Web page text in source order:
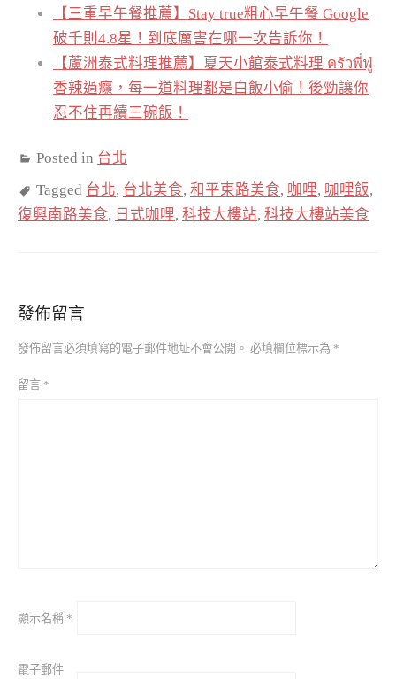
【三重早午餐推薦】Stay true粗心早午餐 Google
破千則4.8星！到底厲害在哪一次告訴你！
【蘆洲泰式料理推薦】夏天小館泰式料理 ครัวพี่ฟู่
香辣過癮，每一道料理都是白飯小偷！後勁讓你
忍不住再續三碗飯！
Posted in 台北
Tagged 台北, 台北美食, 和平東路美食, 咖哩, 咖哩飯,
復興南路美食, 日式咖哩, 科技大樓站, 科技大樓站美食
發佈留言
發佈留言必須填寫的電子郵件地址不會公開。 必填欄位標示為 *
留言 *
顯示名稱 *
電子郵件